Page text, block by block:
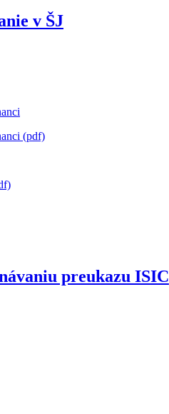
v ŠJ
(pdf)
preukazu ISIC